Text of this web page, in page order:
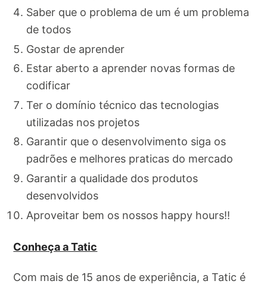
Saber que o problema de um é um problema
de todos
Gostar de aprender
Estar aberto a aprender novas formas de
codificar
Ter o domínio técnico das tecnologias
utilizadas nos projetos
Garantir que o desenvolvimento siga os
padrões e melhores praticas do mercado
Garantir a qualidade dos produtos
desenvolvidos
Aproveitar bem os nossos happy hours!!
Conheça a Tatic
Com mais de 15 anos de experiência, a Tatic é